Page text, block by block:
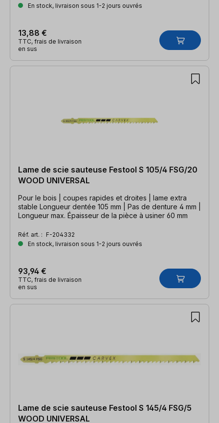
En stock, livraison sous 1-2 jours ouvrés
13,88 €
TTC, frais de livraison
en sus
Lame de scie sauteuse Festool S 105/4 FSG/20
WOOD UNIVERSAL
Pour le bois | coupes rapides et droites | lame extra
stable Longueur dentée 105 mm | Pas de denture 4 mm |
Longueur max. Épaisseur de la pièce à usiner 60 mm
Réf. art. : F-204332
En stock, livraison sous 1-2 jours ouvrés
93,94 €
TTC, frais de livraison
en sus
Lame de scie sauteuse Festool S 145/4 FSG/5
WOOD UNIVERSAL